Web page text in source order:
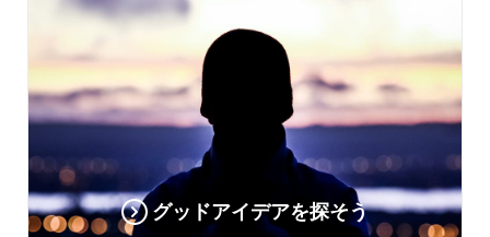
グッドアイデアを探そう